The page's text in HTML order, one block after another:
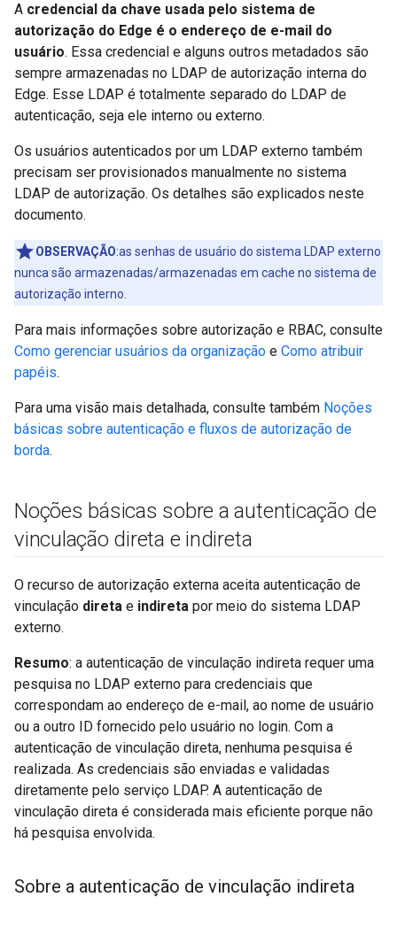
A credencial da chave usada pelo sistema de
autorização do Edge é o endereço de e-mail do
usuário. Essa credencial e alguns outros metadados são
sempre armazenadas no LDAP de autorização interna do
Edge. Esse LDAP é totalmente separado do LDAP de
autenticação, seja ele interno ou externo.
Os usuários autenticados por um LDAP externo também
precisam ser provisionados manualmente no sistema
LDAP de autorização. Os detalhes são explicados neste
documento.
OBSERVAÇÃO:as senhas de usuário do sistema LDAP externo
nunca são armazenadas/armazenadas em cache no sistema de
autorização interno.
Para mais informações sobre autorização e RBAC, consulte
Como gerenciar usuários da organização e Como atribuir
papéis.
Para uma visão mais detalhada, consulte também Noções
básicas sobre autenticação e fluxos de autorização de
borda.
Noções básicas sobre a autenticação de
vinculação direta e indireta
O recurso de autorização externa aceita autenticação de
vinculação direta e indireta por meio do sistema LDAP
externo.
Resumo: a autenticação de vinculação indireta requer uma
pesquisa no LDAP externo para credenciais que
correspondam ao endereço de e-mail, ao nome de usuário
ou a outro ID fornecido pelo usuário no login. Com a
autenticação de vinculação direta, nenhuma pesquisa é
realizada. As credenciais são enviadas e validadas
diretamente pelo serviço LDAP. A autenticação de
vinculação direta é considerada mais eficiente porque não
há pesquisa envolvida.
Sobre a autenticação de vinculação indireta